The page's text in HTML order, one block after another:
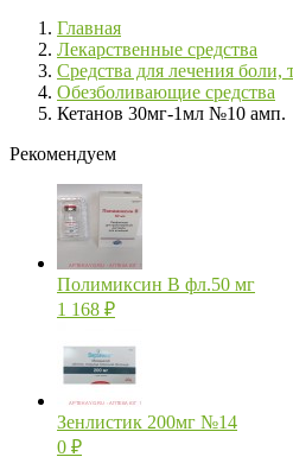
Главная
Лекарственные средства
Средства для лечения боли,
Обезболивающие средства
Кетанов 30мг-1мл №10 амп.
Рекомендуем
Полимиксин В фл.50 мг
1 168 ₽
Зенлистик 200мг №14
0 ₽